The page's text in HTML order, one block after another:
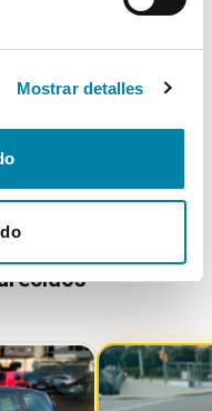
Mostrar detalles
todos los detalles